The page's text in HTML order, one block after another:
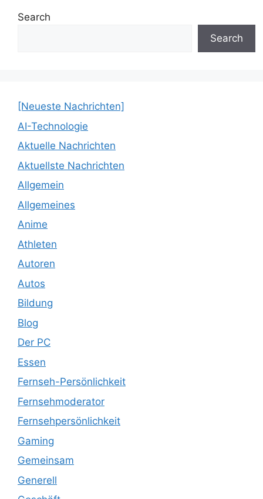
Search
Search
[Neueste Nachrichten]
AI-Technologie
Aktuelle Nachrichten
Aktuellste Nachrichten
Allgemein
Allgemeines
Anime
Athleten
Autoren
Autos
Bildung
Blog
Der PC
Essen
Fernseh-Persönlichkeit
Fernsehmoderator
Fernsehpersönlichkeit
Gaming
Gemeinsam
Generell